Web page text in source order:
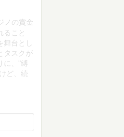
ノの賞金
ること
台とし
タスクが
に、"縛
ど、続